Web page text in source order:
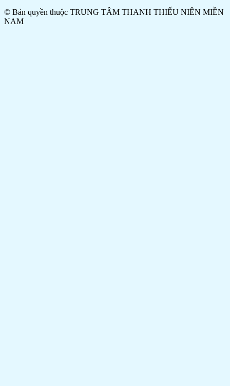
© Bản quyền thuộc TRUNG TÂM THANH THIẾU NIÊN MIỀN
NAM